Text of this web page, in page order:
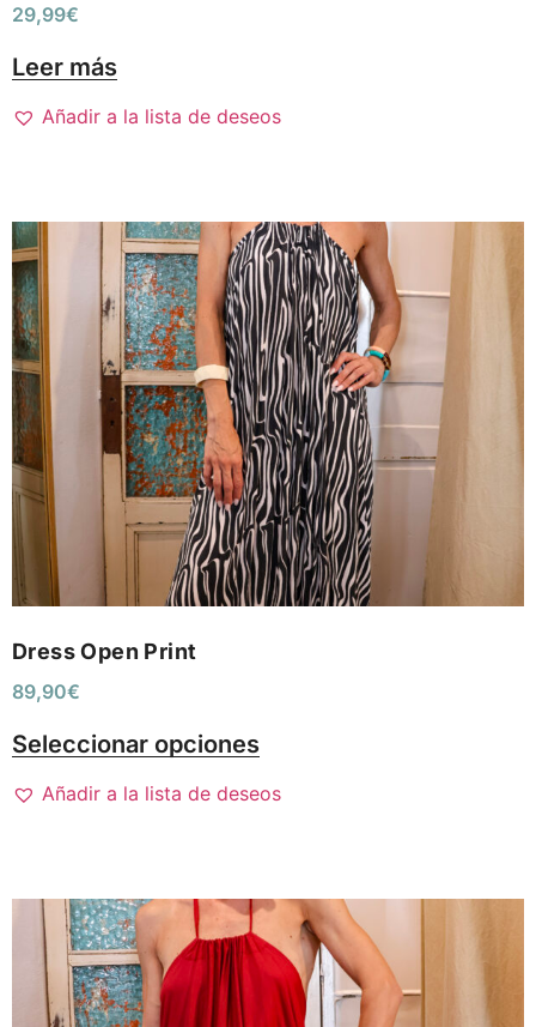
29,99€
Leer más
Añadir a la lista de deseos
Dress Open Print
89,90€
Seleccionar opciones
Añadir a la lista de deseos